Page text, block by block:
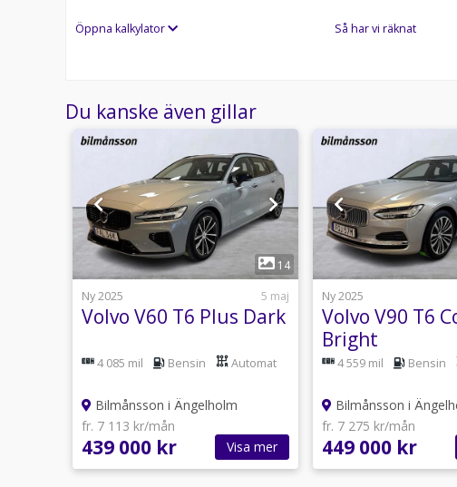
Öppna kalkylator Så har vi räknat
Du kanske även gillar
1
14
Ny 2025
5 maj
Volvo V60 T6 Plus Dark
4 085 mil Bensin Automat
Bilmånsson i Ängelholm
fr. 7 113 kr/mån
439 000 kr Visa mer
1
Ny 2025
Volvo V90 T6
Bright
4 559 mil Bensin
Bilmånsson i
fr. 7 275 kr/mån
449 000 kr